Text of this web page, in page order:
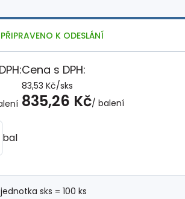
K ODESLÁNÍ
Cena s DPH:
83,53 Kč/sks
835,26 Kč/ balení
bal
sks = 100 ks